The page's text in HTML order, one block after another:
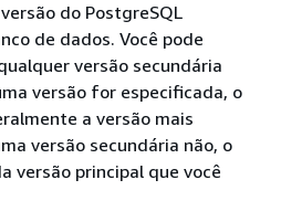
do PostgreSQL
de dados. Você pode
versão secundária
versão for especificada, o
a versão mais
versão secundária não, o
versão principal que você